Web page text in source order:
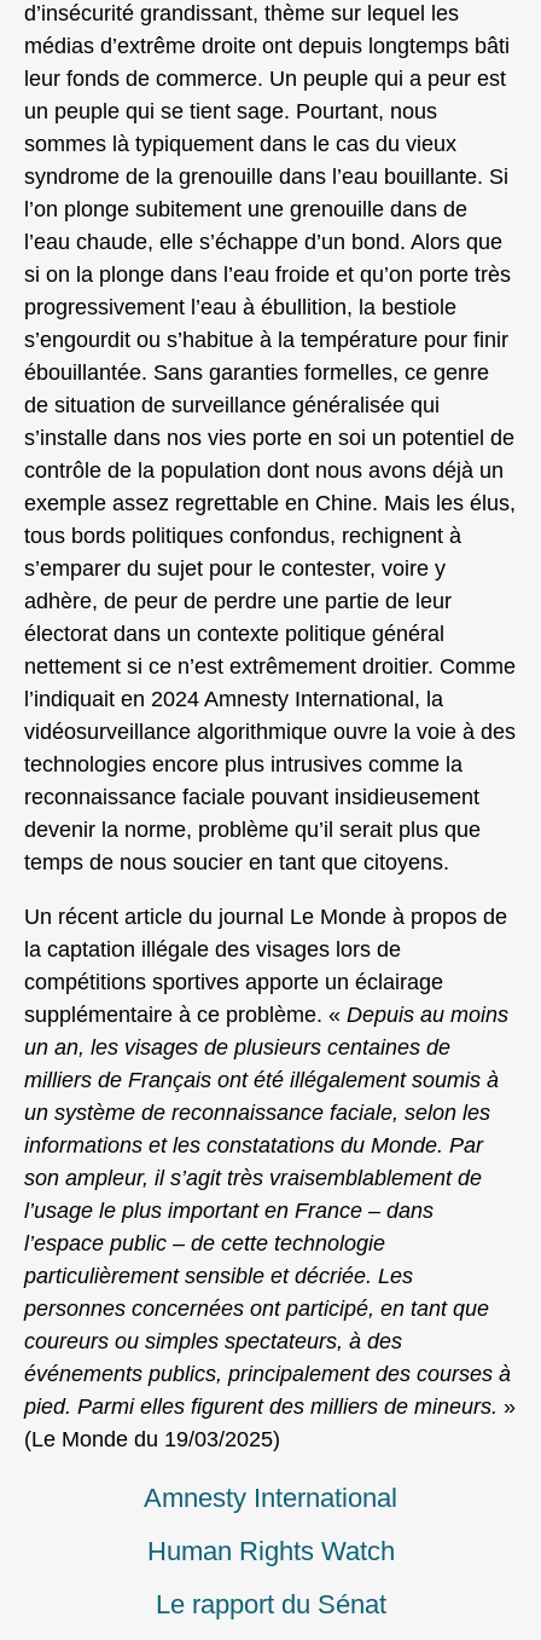
d’insécurité grandissant, thème sur lequel les
médias d’extrême droite ont depuis longtemps bâti
leur fonds de commerce. Un peuple qui a peur est
un peuple qui se tient sage. Pourtant, nous
sommes là typiquement dans le cas du vieux
syndrome de la grenouille dans l’eau bouillante. Si
l’on plonge subitement une grenouille dans de
l’eau chaude, elle s’échappe d’un bond. Alors que
si on la plonge dans l’eau froide et qu’on porte très
progressivement l’eau à ébullition, la bestiole
s’engourdit ou s’habitue à la température pour finir
ébouillantée. Sans garanties formelles, ce genre
de situation de surveillance généralisée qui
s’installe dans nos vies porte en soi un potentiel de
contrôle de la population dont nous avons déjà un
exemple assez regrettable en Chine. Mais les élus,
tous bords politiques confondus, rechignent à
s’emparer du sujet pour le contester, voire y
adhère, de peur de perdre une partie de leur
électorat dans un contexte politique général
nettement si ce n’est extrêmement droitier. Comme
l’indiquait en 2024 Amnesty International, la
vidéosurveillance algorithmique ouvre la voie à des
technologies encore plus intrusives comme la
reconnaissance faciale pouvant insidieusement
devenir la norme, problème qu’il serait plus que
temps de nous soucier en tant que citoyens.
Un récent article du journal Le Monde à propos de
la captation illégale des visages lors de
compétitions sportives apporte un éclairage
supplémentaire à ce problème. « Depuis au moins
un an, les visages de plusieurs centaines de
milliers de Français ont été illégalement soumis à
un système de reconnaissance faciale, selon les
informations et les constatations du Monde. Par
son ampleur, il s’agit très vraisemblablement de
l’usage le plus important en France – dans
l’espace public – de cette technologie
particulièrement sensible et décriée. Les
personnes concernées ont participé, en tant que
coureurs ou simples spectateurs, à des
événements publics, principalement des courses à
pied. Parmi elles figurent des milliers de mineurs. »
(Le Monde du 19/03/2025)
Amnesty International
Human Rights Watch
Le rapport du Sénat